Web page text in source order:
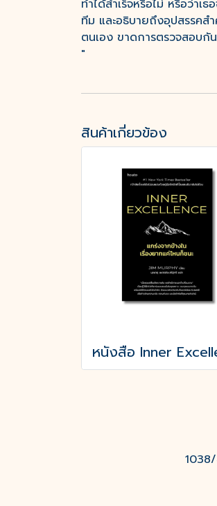
ทำได้สำเร็จหรือไม่ หรือว่า
ทีม และอธิบายถึงอุปสรรคส
ตนเอง ขาดการตรวจสอบกัน
"
สินค้าเกี่ยวข้อง